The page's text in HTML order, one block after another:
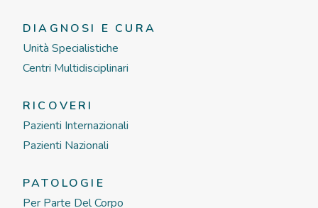
DIAGNOSI E CURA
Unità Specialistiche
Centri Multidisciplinari
RICOVERI
Pazienti Internazionali
Pazienti Nazionali
PATOLOGIE
Per Parte Del Corpo